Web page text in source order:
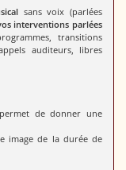
sans voix (parlées
interventions parlées
transitions
auditeurs, libres
de donner une
image de la durée de